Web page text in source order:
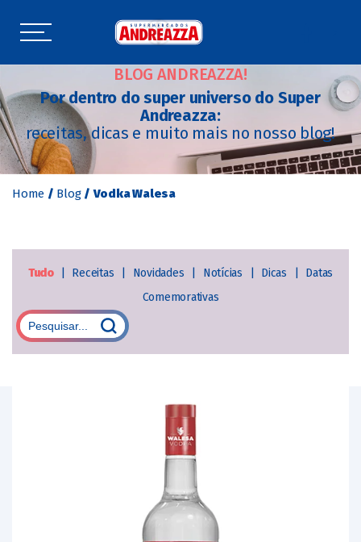
BLOG ANDREAZZA!
Por dentro do super universo do Super
Andreazza:
receitas, dicas e muito mais no nosso blog!
Home / Blog / Vodka Walesa
Tudo Receitas Novidades Notícias Dicas
Datas
Comemorativas